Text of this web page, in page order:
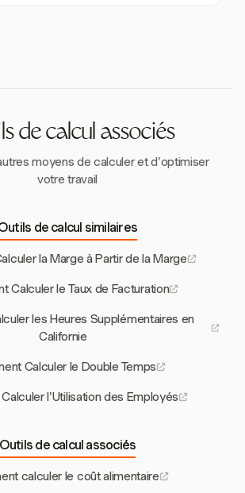
de calcul associés
moyens de calculer et d'optimiser
votre travail
de calcul similaires
la Marge à Partir de la Marge
Calculer le Taux de Facturation
les Heures Supplémentaires en
Californie
Calculer le Double Temps
l'Utilisation des Employés
Outils de calcul associés
calculer le coût alimentaire